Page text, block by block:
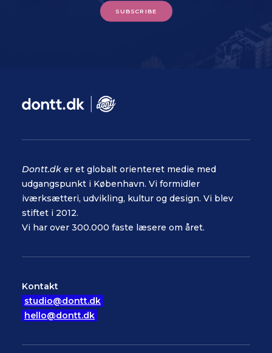
SUBSCRIBE
Dontt.dk er et globalt orienteret medie med
udgangspunkt i København. Vi formidler
iværksætteri, udvikling, kultur og design. Vi blev
stiftet i 2012.
Vi har over 300.000 faste læsere om året.
Kontakt
studio@dontt.dk
hello@dontt.dk